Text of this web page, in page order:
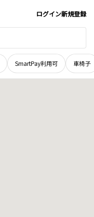
ログイン新規登録
SmartPay利用可 車椅子